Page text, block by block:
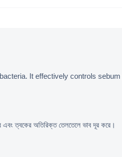
It effectively controls
এবং ত্বকের অতিরিক্ত তেলতেলে ভাব দূর করে।